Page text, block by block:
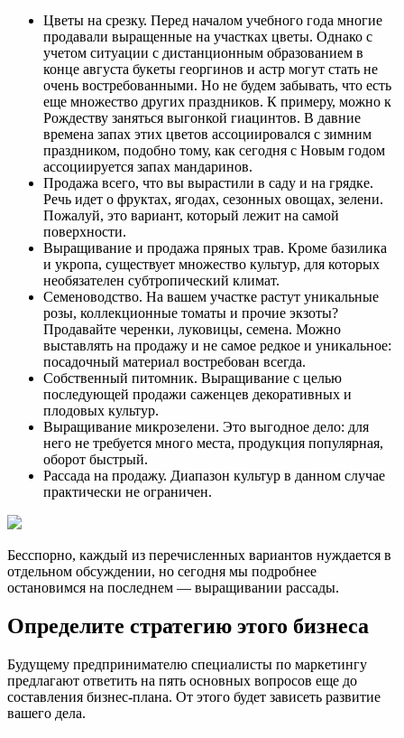
Цветы на срезку. Перед началом учебного года многие
продавали выращенные на участках цветы. Однако с
учетом ситуации с дистанционным образованием в
конце августа букеты георгинов и астр могут стать не
очень востребованными. Но не будем забывать, что есть
еще множество других праздников. К примеру, можно к
Рождеству заняться выгонкой гиацинтов. В давние
времена запах этих цветов ассоциировался с зимним
праздником, подобно тому, как сегодня с Новым годом
ассоциируется запах мандаринов.
Продажа всего, что вы вырастили в саду и на грядке.
Речь идет о фруктах, ягодах, сезонных овощах, зелени.
Пожалуй, это вариант, который лежит на самой
поверхности.
Выращивание и продажа пряных трав. Кроме базилика
и укропа, существует множество культур, для которых
необязателен субтропический климат.
Семеноводство. На вашем участке растут уникальные
розы, коллекционные томаты и прочие экзоты?
Продавайте черенки, луковицы, семена. Можно
выставлять на продажу и не самое редкое и уникальное:
посадочный материал востребован всегда.
Собственный питомник. Выращивание с целью
последующей продажи саженцев декоративных и
плодовых культур.
Выращивание микрозелени. Это выгодное дело: для
него не требуется много места, продукция популярная,
оборот быстрый.
Рассада на продажу. Диапазон культур в данном случае
практически не ограничен.
Бесспорно, каждый из перечисленных вариантов нуждается в
отдельном обсуждении, но сегодня мы подробнее
остановимся на последнем — выращивании рассады.
Определите стратегию этого бизнеса
Будущему предпринимателю специалисты по маркетингу
предлагают ответить на пять основных вопросов еще до
составления бизнес-плана. От этого будет зависеть развитие
вашего дела.